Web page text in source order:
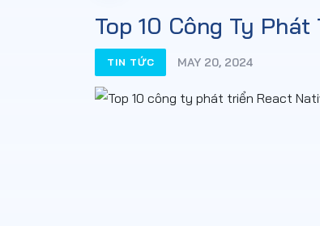
Top 10 Công Ty
TIN TỨC MAY 20, 2024